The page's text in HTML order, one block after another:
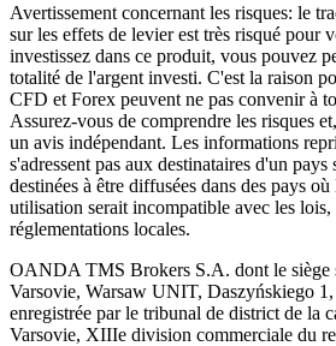
Avertissement concernant les risques: le
sur les effets de levier est très risqué pour
investissez dans ce produit, vous pouvez
totalité de l'argent investi. C'est la raison
CFD et Forex peuvent ne pas convenir à
Assurez-vous de comprendre les risques
un avis indépendant. Les informations
s'adressent pas aux destinataires d'un
destinées à être diffusées dans des pays
utilisation serait incompatible avec les lois,
réglementations locales.
OANDA TMS Brokers S.A. dont le siège
Varsovie, Warsaw UNIT, Daszyńskiego
enregistrée par le tribunal de district de la
Varsovie, XIIIe division commerciale du